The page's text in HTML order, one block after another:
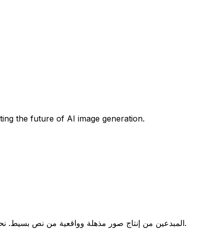
the future of AI image generation.
مدعومًا بتقنية إنشاء الصور المتقدمة من Google، يمكّن Imagen4 AI المبدعين من إنتاج صور مذهلة وواقعية من نص بسيط. نحن ملتزمون بجعل الذكاء الاصطناعي بجودة احترافية في متناول الجميع.